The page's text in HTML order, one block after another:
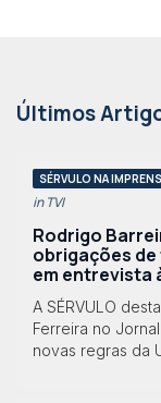
Últimos
SÉRVULO NA
in TVI
Rodrigo
obrigações
em entrevista
A SÉRVULO
Ferreira no
novas regras da